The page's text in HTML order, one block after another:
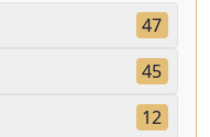
47
45
12